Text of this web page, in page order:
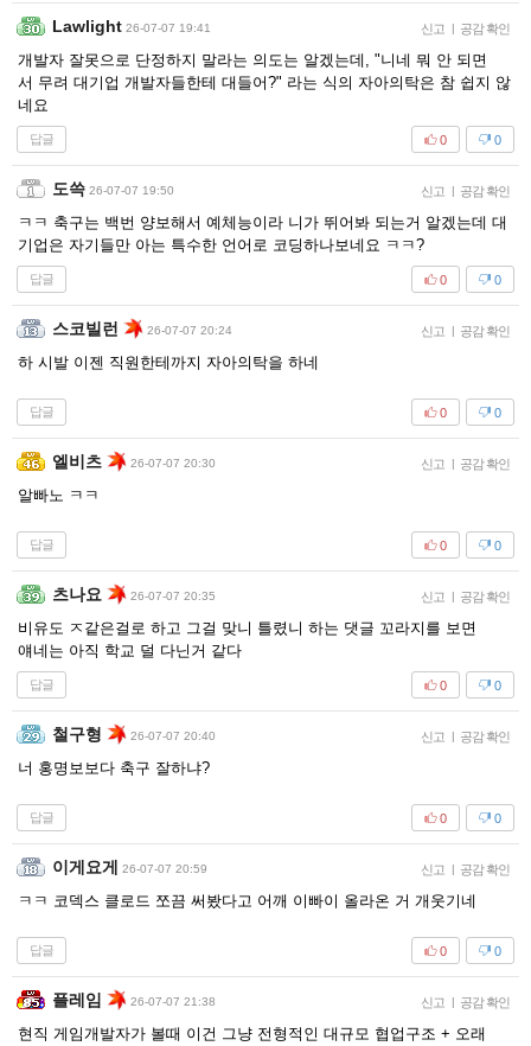
Lawlight 26-07-07 19:41 신고 | 공감 확인
개발자 잘못으로 단정하지 말라는 의도는 알겠는데, "니네 뭐 안 되면
서 무려 대기업 개발자들한테 대들어?" 라는 식의 자아의탁은 참 쉽지 않
네요
답글 0
0
도쓱 26-07-07 19:50 신고 | 공감 확인
ㅋㅋ 축구는 백번 양보해서 예체능이라 니가 뛰어봐 되는거 알겠는데 대
기업은 자기들만 아는 특수한 언어로 코딩하나보네요 ㅋㅋ?
답글 0
0
스코빌런 26-07-07 20:24 신고 | 공감 확인
하 시발 이젠 직원한테까지 자아의탁을 하네
답글 0
0
엘비츠 26-07-07 20:30 신고 | 공감 확인
알빠노 ㅋㅋ
답글 0
0
츠나요 26-07-07 20:35 신고 | 공감 확인
비유도 ㅈ같은걸로 하고 그걸 맞니 틀렸니 하는 댓글 꼬라지를 보면
얘네는 아직 학교 덜 다닌거 같다
답글 0
0
철구형 26-07-07 20:40 신고 | 공감 확인
너 홍명보보다 축구 잘하냐?
답글 0
0
이게요게 26-07-07 20:59 신고 | 공감 확인
ㅋㅋ 코덱스 클로드 쪼끔 써봤다고 어깨 이빠이 올라온 거 개웃기네
답글 0
0
플레임 26-07-07 21:38 신고 | 공감 확인
현직 게임개발자가 볼때 이건 그냥 전형적인 대규모 협업구조 + 오래